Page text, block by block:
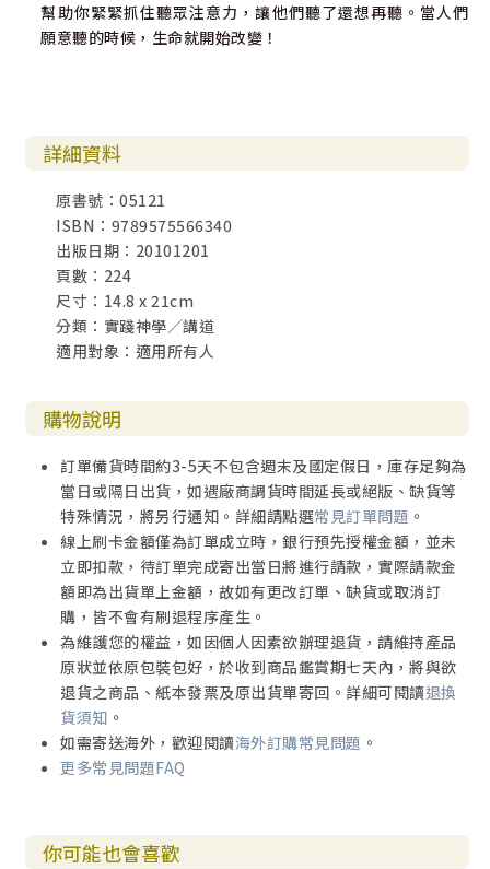
幫助你緊緊抓住聽眾注意力，讓他們聽了還想再聽。當人們
願意聽的時候，生命就開始改變！
詳細資料
原書號：05121
ISBN：9789575566340
出版日期：20101201
頁數：224
尺寸：14.8 x 21cm
分類：實踐神學／講道
適用對象：適用所有人
購物說明
訂單備貨時間約3-5天不包含週末及國定假日，庫存足夠為
當日或隔日出貨，如遇廠商調貨時間延長或絕版、缺貨等
特殊情況，將另行通知。詳細請點選常見訂單問題 。
線上刷卡金額僅為訂單成立時，銀行預先授權金額，並未
立即扣款，待訂單完成寄出當日將進行請款，實際請款金
額即為出貨單上金額，故如有更改訂單、缺貨或取消訂
購，皆不會有刷退程序產生。
為維護您的權益，如因個人因素欲辦理退貨，請維持產品
原狀並依原包裝包好，於收到商品鑑賞期七天內，將與欲
退貨之商品、紙本發票及原出貨單寄回。詳細可閱讀退換
貨須知 。
如需寄送海外，歡迎閱讀海外訂購常見問題 。
更多常見問題FAQ
你可能也會喜歡